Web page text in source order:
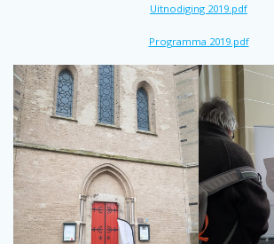
Uitnodiging 2019.pdf
Programma 2019.pdf